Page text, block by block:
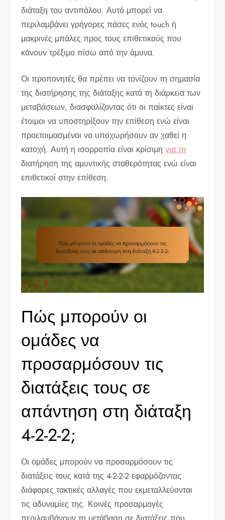
διάταξη του αντιπάλου. Αυτό μπορεί να
περιλαμβάνει γρήγορες πάσες ενός touch ή
μακρινές μπάλες προς τους επιθετικούς που
κάνουν τρέξιμο πίσω από την άμυνα.
Οι προπονητές θα πρέπει να τονίζουν τη σημασία
της διατήρησης της διάταξης κατά τη διάρκεια των
μεταβάσεων, διασφαλίζοντας ότι οι παίκτες είναι
έτοιμοι να υποστηρίξουν την επίθεση ενώ είναι
προετοιμασμένοι να υποχωρήσουν αν χαθεί η
κατοχή. Αυτή η ισορροπία είναι κρίσιμηγια τη
διατήρηση της αμυντικής σταθερότητας ενώ είναι
επιθετικοί στην επίθεση.
Πώς μπορούν οι
ομάδες να
προσαρμόσουν τις
διατάξεις τους σε
απάντηση στη διάταξη
4-2-2-2;
Οι ομάδες μπορούν να προσαρμόσουν τις
διατάξεις τους κατά της 4-2-2-2 εφαρμόζοντας
διάφορες τακτικές αλλαγές που εκμεταλλεύονται
τις αδυναμίες της. Κοινές προσαρμογές